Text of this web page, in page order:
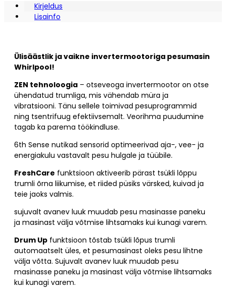
Kirjeldus
Lisainfo
Ülisäästlik ja vaikne invertermootoriga pesumasin
Whirlpool!
ZEN tehnoloogia – otseveoga invertermootor on otse
ühendatud trumliga, mis vähendab müra ja
vibratsiooni. Tänu sellele toimivad pesuprogrammid
ning tsentrifuug efektiivsemalt. Veorihma puudumine
tagab ka parema töökindluse.
6th Sense nutikad sensorid optimeerivad aja-, vee- ja
energiakulu vastavalt pesu hulgale ja tüübile.
FreshCare funktsioon aktiveerib pärast tsükli lõppu
trumli õrna liikumise, et riided püsiks värsked, kuivad ja
teie jaoks valmis.
sujuvalt avanev luuk muudab pesu masinasse paneku
ja masinast välja võtmise lihtsamaks kui kunagi varem.
Drum Up funktsioon tõstab tsükli lõpus trumli
automaatselt üles, et pesumasinast oleks pesu lihtne
välja võtta. Sujuvalt avanev luuk muudab pesu
masinasse paneku ja masinast välja võtmise lihtsamaks
kui kunagi varem.